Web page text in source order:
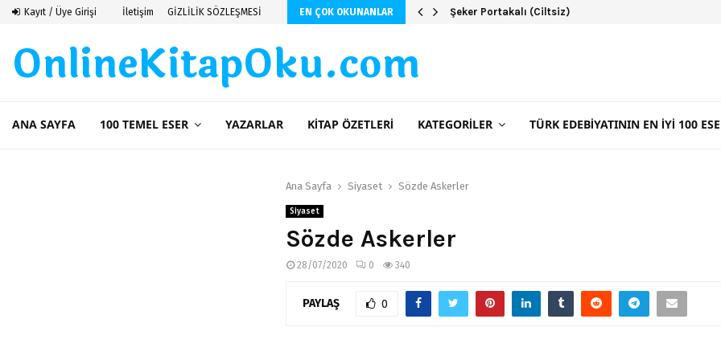
Kayıt / Üye Girişi İletişim GİZLİLİK SÖZLEŞMESİ EN ÇOK OKUNANLAR
Saint Exupery Şeker Portakalı (Ciltsiz)
OnlineKitapOku.com
ANA SAYFA 100 TEMEL ESER YAZARLAR KITAP ÖZETLERI KATEGORILER TÜRK EDEBIYATININ EN İYI 100
Ana Sayfa Siyaset Sözde Askerler
Siyaset
Sözde Askerler
28/07/2020 0 340
PAYLAŞ 0